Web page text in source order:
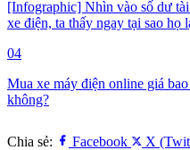
[Infographic] Nhìn vào số dư
xe điện, ta thấy ngay tại sao họ
04
Mua xe máy điện online giá
không?
Chia sẻ: Facebook X